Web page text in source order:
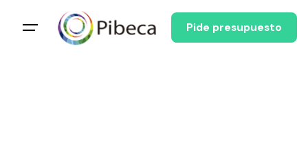
Pide presupuesto